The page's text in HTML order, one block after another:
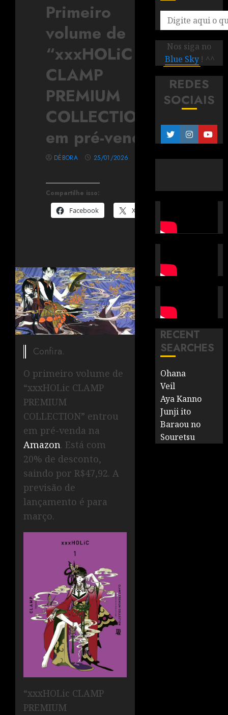
Primeiro
volume de
“xxxHOLiC
CLAMP
PREMIUM
COLLECTION”
em pré-venda
Compartilhe isso:
Facebook
X
DÉBORA 25/01/2026
Confira.
O primeiro volume de
“xxxHOLic CLAMP
PREMIUM
COLLECTION” entrou
em pré-venda na
Amazon. Está com
20% de desconto,
saindo por R$47,92. A
previsão de
lançamento é para
março.
“xxxHOLic CLAMP
PREMIUM
Nos siga no
Blue Sky ! ^^
REDES
SOCIAIS
RECENT
SEARCHES
Ohana
Veil
Aya Kanno
Junji ito
Baraou no
Souretsu